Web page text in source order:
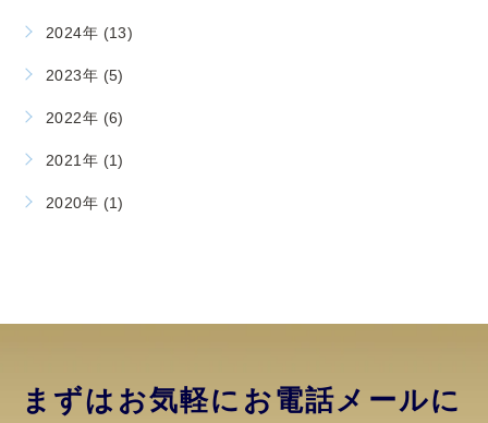
2024年 (13)
2023年 (5)
2022年 (6)
2021年 (1)
2020年 (1)
まずはお気軽にお電話メールに